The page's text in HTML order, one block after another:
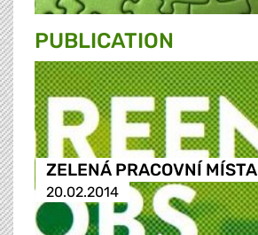
PUBLICATION
ZELENÁ PRACOVNÍ MÍSTA
20.02.2014